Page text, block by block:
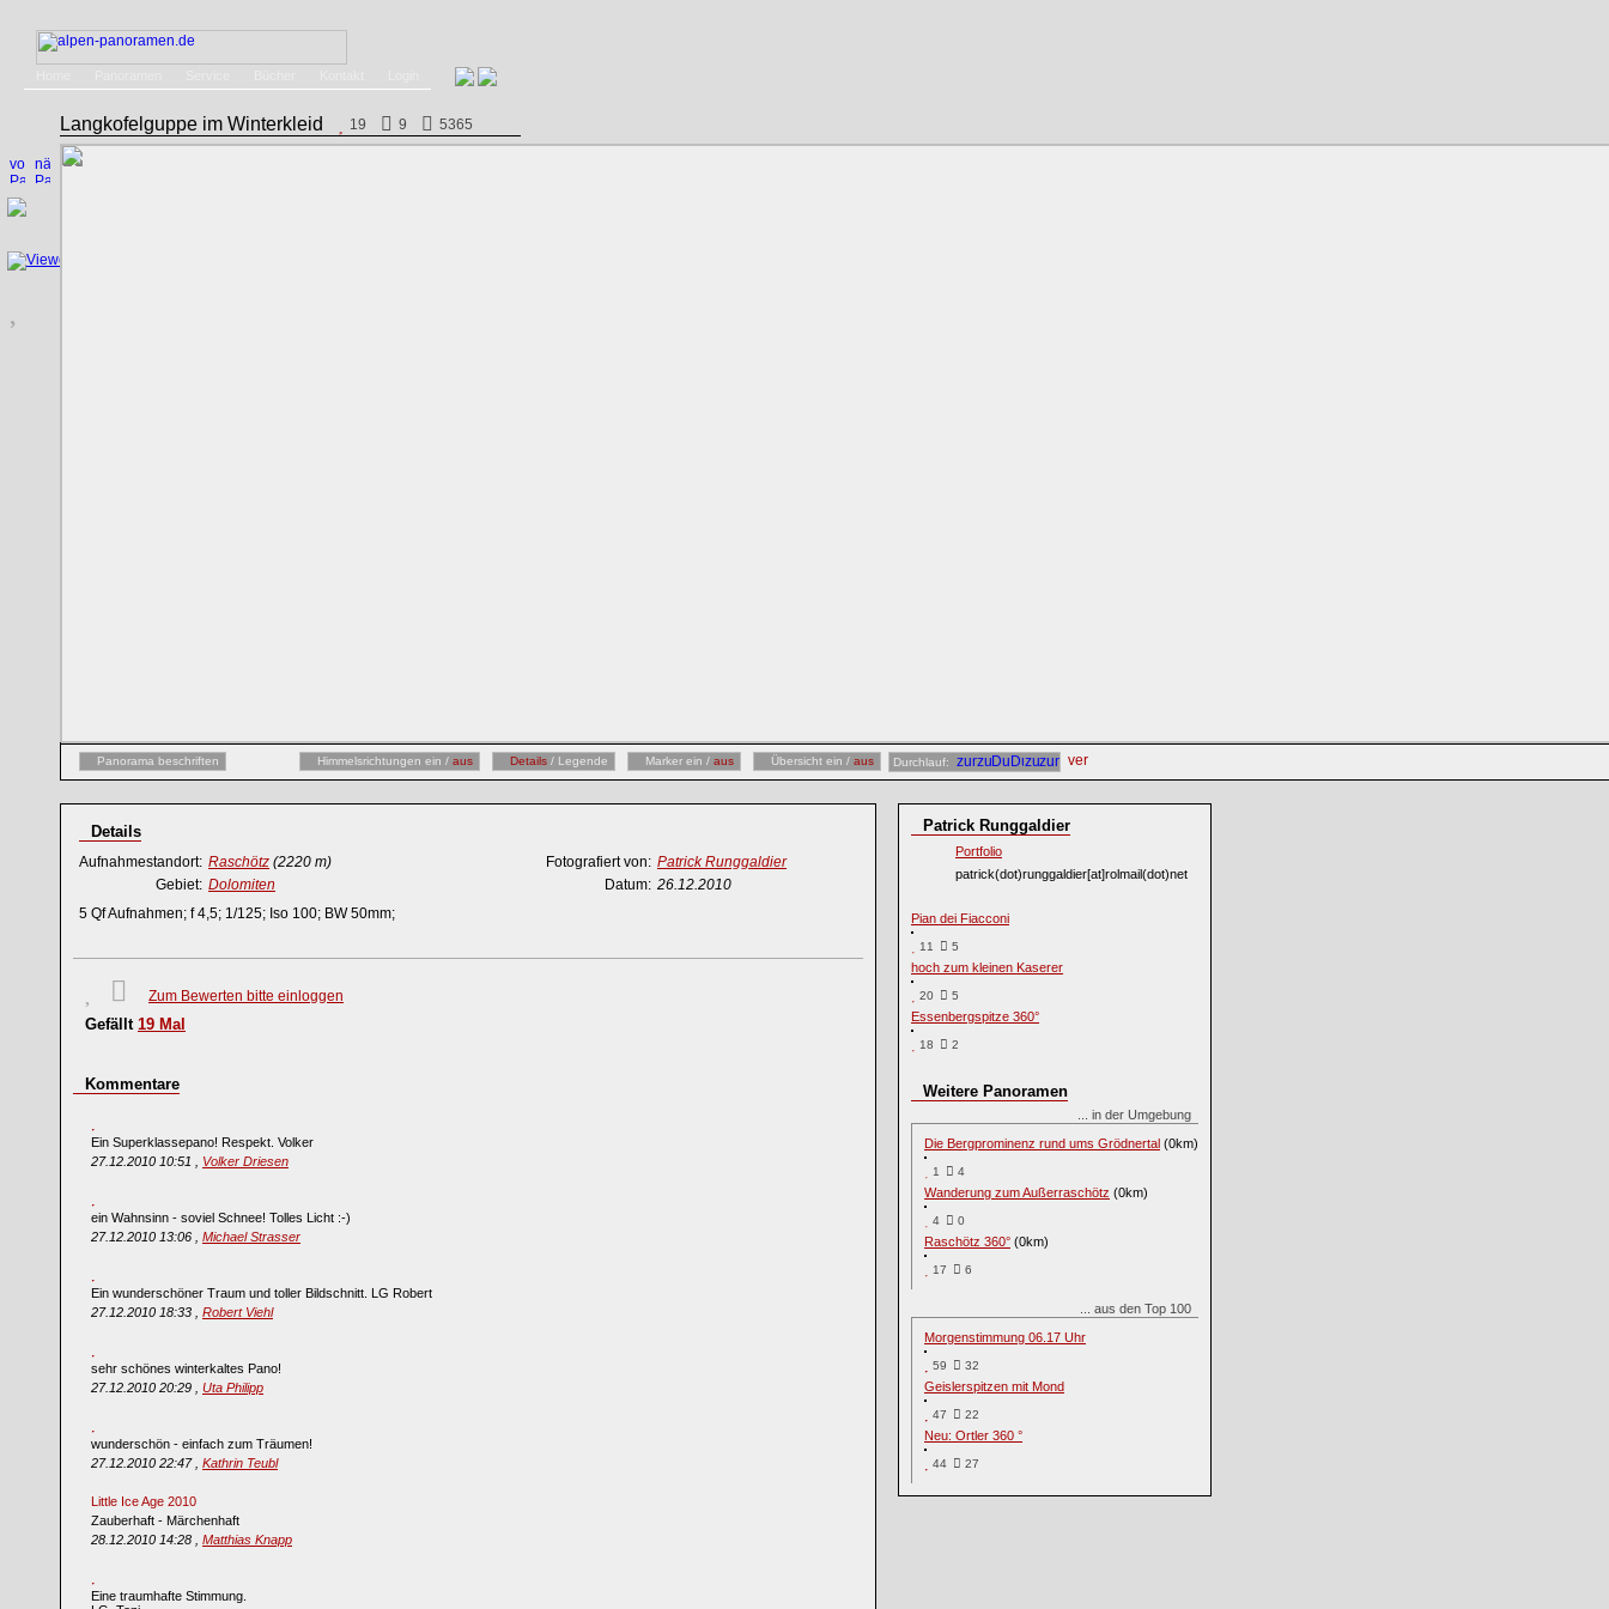
Langkofelguppe im Winterkleid 19 9 5365
Panorama beschriften Himmelsrichtungen ein / aus Details / Legende Marker ein / aus Übersicht ein / aus Durchlauf:
Details
Aufnahmestandort: Raschötz (2220 m) Fotografiert von: Patrick Runggaldier
Gebiet: Dolomiten Datum: 26.12.2010
5 Qf Aufnahmen; f 4,5; 1/125; Iso 100; BW 50mm;
Zum Bewerten bitte einloggen
Gefällt 19 Mal
Kommentare
Ein Superklassepano! Respekt. Volker
27.12.2010 10:51 , Volker Driesen
ein Wahnsinn - soviel Schnee! Tolles Licht :-)
27.12.2010 13:06 , Michael Strasser
Ein wunderschöner Traum und toller Bildschnitt. LG Robert
27.12.2010 18:33 , Robert Viehl
sehr schönes winterkaltes Pano!
27.12.2010 20:29 , Uta Philipp
wunderschön - einfach zum Träumen!
27.12.2010 22:47 , Kathrin Teubl
Little Ice Age 2010
Zauberhaft - Märchenhaft
28.12.2010 14:28 , Matthias Knapp
Eine traumhafte Stimmung.
Patrick Runggaldier
Portfolio
patrick(dot)runggaldier[at]rolmail(dot)net
Pian dei Fiacconi
11 5
hoch zum kleinen Kaserer
20 5
Essenbergspitze 360°
18 2
Weitere Panoramen
... in der Umgebung
Die Bergprominenz rund ums Grödnertal (0km)
1 4
Wanderung zum Außerraschötz (0km)
4 0
Raschötz 360° (0km)
17 6
... aus den Top 100
Morgenstimmung 06.17 Uhr
59 32
Geislerspitzen mit Mond
47 22
Neu: Ortler 360 °
44 27